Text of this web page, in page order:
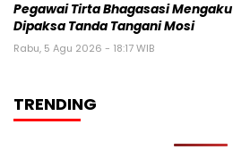
Pegawai Tirta Bhagasasi Mengaku
Dipaksa Tanda Tangani Mosi
Rabu, 5 Agu 2026 - 18:17 WIB
TRENDING